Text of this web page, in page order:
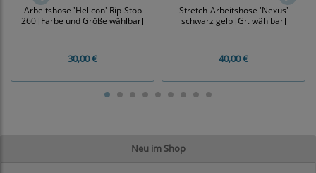
Neu im Shop
Arbeitshose 'Helicon' Rip-Stop
260 [Farbe und Größe wählbar]
30,00 €
Stretch-Arbeitshose 'Nexus'
schwarz gelb [Gr. wählbar]
40,00 €